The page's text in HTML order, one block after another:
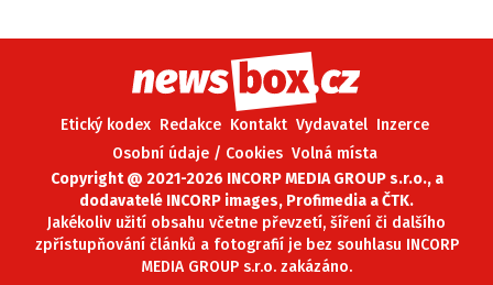
Etický kodex Redakce Kontakt Vydavatel Inzerce
Osobní údaje / Cookies Volná místa
Copyright @ 2021-2026 INCORP MEDIA GROUP s.r.o., a
dodavatelé INCORP images, Profimedia a ČTK.
Jakékoliv užití obsahu včetne převzetí, šíření či dalšího
zpřístupňování článků a fotografií je bez souhlasu INCORP
MEDIA GROUP s.r.o. zakázáno.